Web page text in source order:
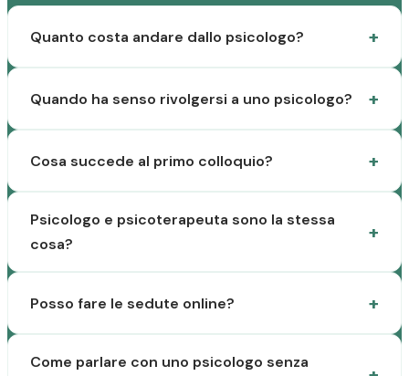
Quanto costa andare dallo psicologo?
Quando ha senso rivolgersi a uno psicologo?
Cosa succede al primo colloquio?
Psicologo e psicoterapeuta sono la stessa
cosa?
Posso fare le sedute online?
Come parlare con uno psicologo senza